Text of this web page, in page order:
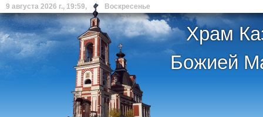
9 августа 2026 г., 19:59, Воскресенье
Храм
Божией